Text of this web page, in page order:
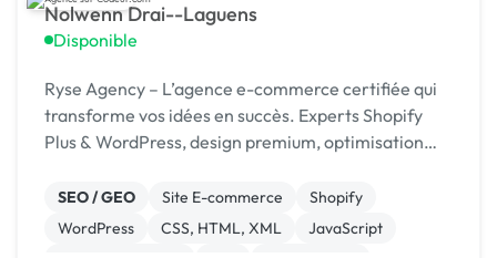
Nolwenn Drai--Laguens
Disponible
Ryse Agency – L’agence e-commerce certifiée qui
transforme vos idées en succès. Experts Shopify
Plus & WordPress, design premium, optimisation
SEO / GEO Site E-commerce
Shopify
WordPress
CSS, HTML, XML
JavaScript